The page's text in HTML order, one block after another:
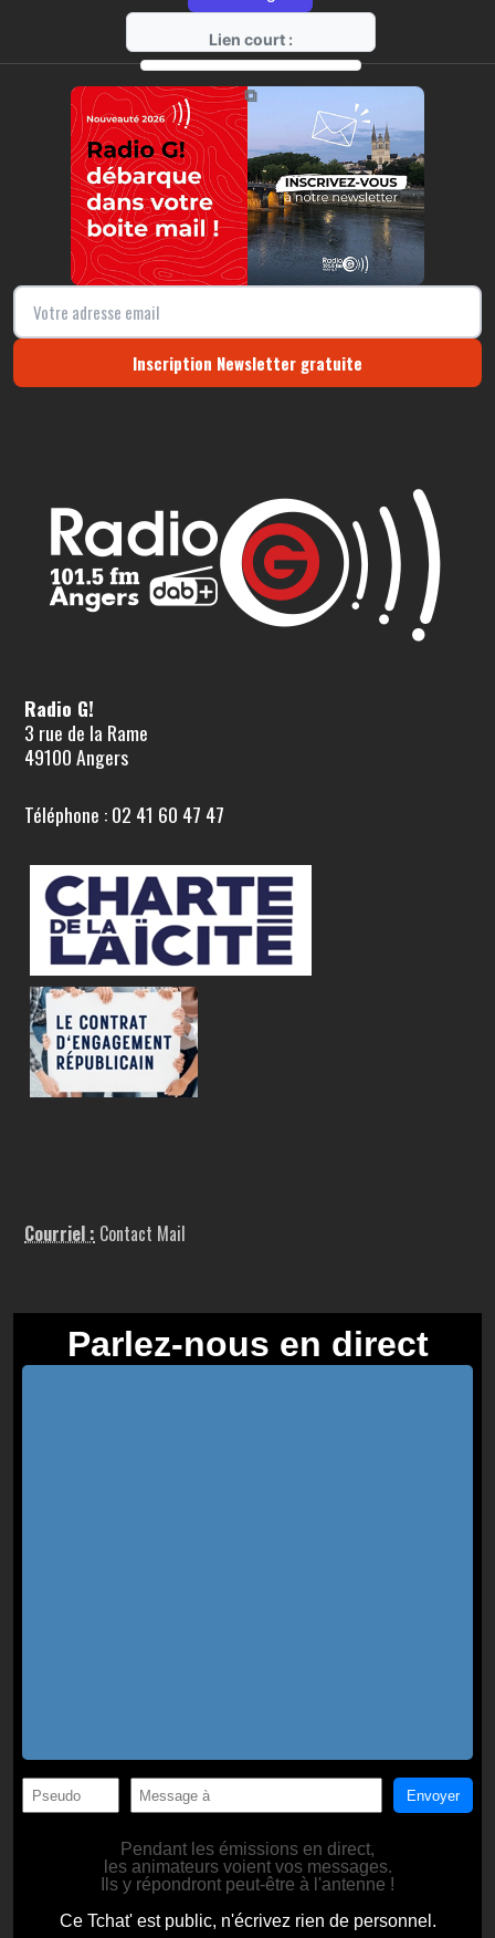
Lien court :
https://radio-g.fr?22138
⧉
Inscription Newsletter gratuite
Radio G!
3 rue de la Rame
49100 Angers
Téléphone : 02 41 60 47 47
Courriel : Contact Mail